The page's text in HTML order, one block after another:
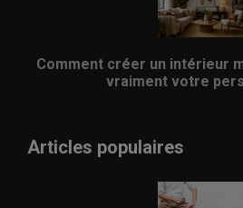
Comment créer un intérieur
vraiment votre
Articles populaires